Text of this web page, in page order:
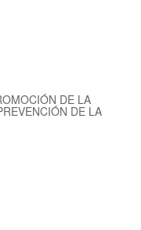
DE LA
DE LA